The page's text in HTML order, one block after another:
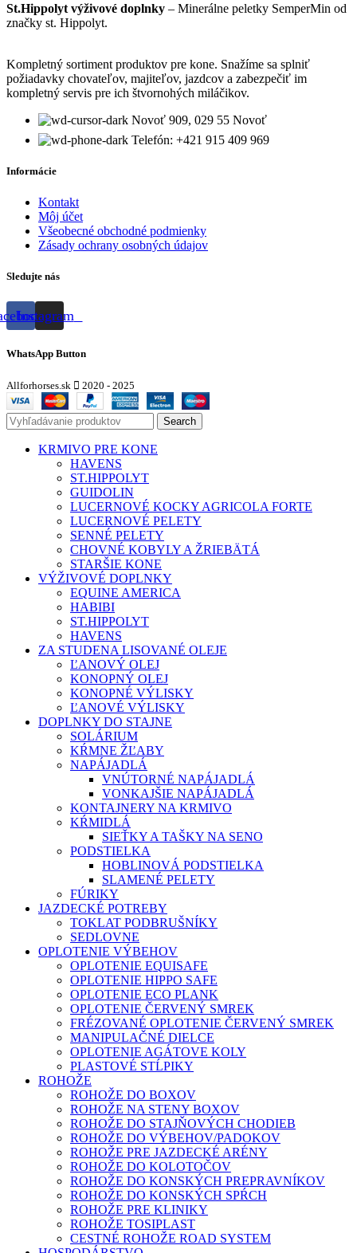
St.Hippolyt výživové doplnky – Minerálne peletky SemperMin od
značky st. Hippolyt.
Kompletný sortiment produktov pre kone. Snažíme sa splniť
požiadavky chovateľov, majiteľov, jazdcov a zabezpečiť im
kompletný servis pre ich štvornohých miláčikov.
Novoť 909, 029 55 Novoť
Telefón: +421 915 409 969
Informácie
Kontakt
Môj účet
Všeobecné obchodné podmienky
Zásady ochrany osobných údajov
Sledujte nás
Instagram
WhatsApp Button
Allforhorses.sk 2020 - 2025
Search
KRMIVO PRE KONE
HAVENS
ST.HIPPOLYT
GUIDOLIN
LUCERNOVÉ KOCKY AGRICOLA FORTE
LUCERNOVÉ PELETY
SENNÉ PELETY
CHOVNÉ KOBYLY A ŽRIEBÄTÁ
STARŠIE KONE
VÝŽIVOVÉ DOPLNKY
EQUINE AMERICA
HABIBI
ST.HIPPOLYT
HAVENS
ZA STUDENA LISOVANÉ OLEJE
ĽANOVÝ OLEJ
KONOPNÝ OLEJ
KONOPNÉ VÝLISKY
ĽANOVÉ VÝLISKY
DOPLNKY DO STAJNE
SOLÁRIUM
KŔMNE ŽĽABY
NAPÁJADLÁ
VNÚTORNÉ NAPÁJADLÁ
VONKAJŠIE NAPÁJADLÁ
KONTAJNERY NA KRMIVO
KŔMIDLÁ
SIEŤKY A TAŠKY NA SENO
PODSTIELKA
HOBLINOVÁ PODSTIELKA
SLAMENÉ PELETY
FÚRIKY
JAZDECKÉ POTREBY
TOKLAT PODBRUŠNÍKY
SEDLOVNE
OPLOTENIE VÝBEHOV
OPLOTENIE EQUISAFE
OPLOTENIE HIPPO SAFE
OPLOTENIE ECO PLANK
OPLOTENIE ČERVENÝ SMREK
FRÉZOVANÉ OPLOTENIE ČERVENÝ SMREK
MANIPULAČNÉ DIELCE
OPLOTENIE AGÁTOVE KOLY
PLASTOVÉ STĹPIKY
ROHOŽE
ROHOŽE DO BOXOV
ROHOŽE NA STENY BOXOV
ROHOŽE DO STAJŇOVÝCH CHODIEB
ROHOŽE DO VÝBEHOV/PADOKOV
ROHOŽE PRE JAZDECKÉ ARÉNY
ROHOŽE DO KOLOTOČOV
ROHOŽE DO KONSKÝCH PREPRAVNÍKOV
ROHOŽE DO KONSKÝCH SPŔCH
ROHOŽE PRE KLINIKY
ROHOŽE TOSIPLAST
CESTNÉ ROHOŽE ROAD SYSTEM